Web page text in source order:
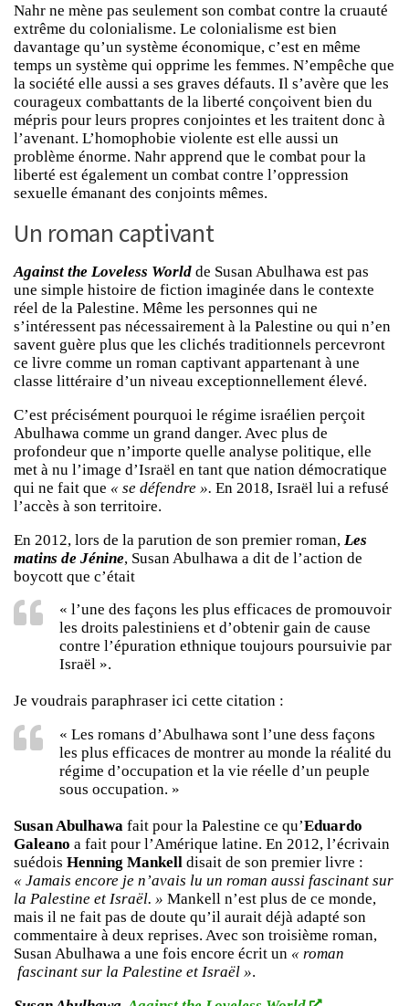
Nahr ne mène pas seulement son combat contre la cruauté
extrême du colonialisme. Le colonialisme est bien
davantage qu’un système économique, c’est en même
temps un système qui opprime les femmes. N’empêche que
la société elle aussi a ses graves défauts. Il s’avère que les
courageux combattants de la liberté conçoivent bien du
mépris pour leurs propres conjointes et les traitent donc à
l’avenant. L’homophobie violente est elle aussi un
problème énorme. Nahr apprend que le combat pour la
liberté est également un combat contre l’oppression
sexuelle émanant des conjoints mêmes.
Un roman captivant
Against the Loveless World de Susan Abulhawa est pas
une simple histoire de fiction imaginée dans le contexte
réel de la Palestine. Même les personnes qui ne
s’intéressent pas nécessairement à la Palestine ou qui n’en
savent guère plus que les clichés traditionnels percevront
ce livre comme un roman captivant appartenant à une
classe littéraire d’un niveau exceptionnellement élevé.
C’est précisément pourquoi le régime israélien perçoit
Abulhawa comme un grand danger. Avec plus de
profondeur que n’importe quelle analyse politique, elle
met à nu l’image d’Israël en tant que nation démocratique
qui ne fait que « se défendre ». En 2018, Israël lui a refusé
l’accès à son territoire.
En 2012, lors de la parution de son premier roman, Les
matins de Jénine, Susan Abulhawa a dit de l’action de
boycott que c’était
« l’une des façons les plus efficaces de promouvoir
les droits palestiniens et d’obtenir gain de cause
contre l’épuration ethnique toujours poursuivie par
Israël ».
Je voudrais paraphraser ici cette citation :
« Les romans d’Abulhawa sont l’une dess façons
les plus efficaces de montrer au monde la réalité du
régime d’occupation et la vie réelle d’un peuple
sous occupation. »
Susan Abulhawa fait pour la Palestine ce qu’Eduardo
Galeano a fait pour l’Amérique latine. En 2012, l’écrivain
suédois Henning Mankell disait de son premier livre :
« Jamais encore je n’avais lu un roman aussi fascinant sur
la Palestine et Israël. » Mankell n’est plus de ce monde,
mais il ne fait pas de doute qu’il aurait déjà adapté son
commentaire à deux reprises. Avec son troisième roman,
Susan Abulhawa a une fois encore écrit un « roman
fascinant sur la Palestine et Israël ».